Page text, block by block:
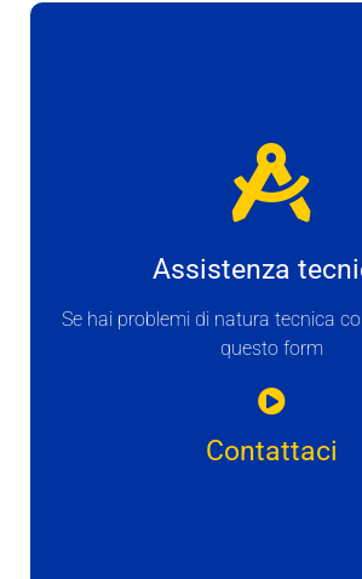
Assistenza
Se hai problemi di natura tecnica
questo form
Contattaci